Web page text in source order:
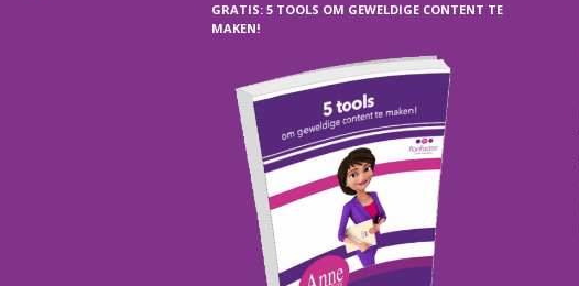
GRATIS: 5 TOOLS OM GEWELDIGE CONTENT TE
MAKEN!